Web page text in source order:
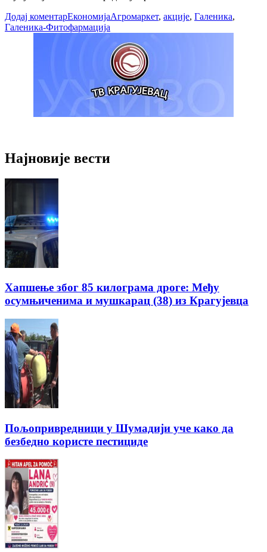
Додај коментарЕкономијаАгромаркет, акције, Галеника,
Галеника-Фитофармација
Најновије вести
Хапшење због 85 килограма дроге: Међу
осумњиченима и мушкарац (38) из Крагујевца
Пољопривредници у Шумадији уче како да
безбедно користе пестициде